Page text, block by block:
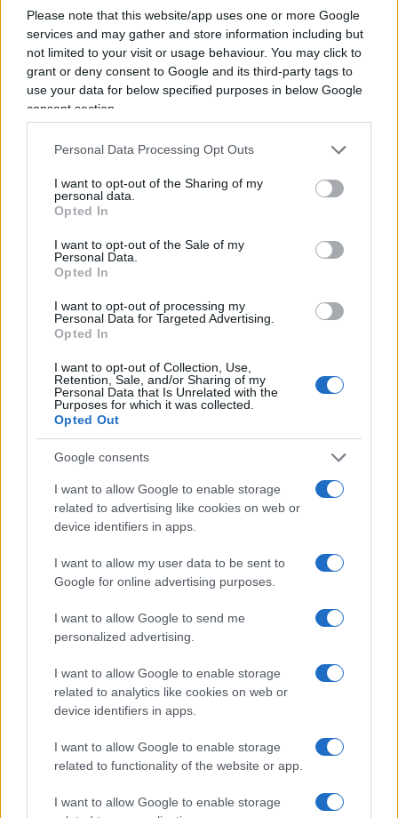
Please note that this website/app uses one or more Google
services and may gather and store information including but
not limited to your visit or usage behaviour. You may click to
grant or deny consent to Google and its third-party tags to
use your data for below specified purposes in below Google
consent section.
Personal Data Processing Opt Outs
I want to opt-out of the Sharing of my
personal data.
Opted In
I want to opt-out of the Sale of my
Personal Data.
Opted In
I want to opt-out of processing my
Personal Data for Targeted Advertising.
Opted In
I want to opt-out of Collection, Use,
Retention, Sale, and/or Sharing of my
Personal Data that Is Unrelated with the
Purposes for which it was collected.
Opted Out
Google consents
I want to allow Google to enable storage
related to advertising like cookies on web or
device identifiers in apps.
I want to allow my user data to be sent to
Google for online advertising purposes.
I want to allow Google to send me
personalized advertising.
I want to allow Google to enable storage
related to analytics like cookies on web or
device identifiers in apps.
I want to allow Google to enable storage
related to functionality of the website or app.
I want to allow Google to enable storage
che spesso vengono sottovalutati, e contro cui
non di rado nelle strade abbiamo armi spuntate.
Oggi questa inchiesta da cui emergono dettagli
attentati per “costringere un po’ lo Stato a fa i
conti…” e non ultimo il desiderio di reperire nuove
leve, ad esempio fra i pro-Pal, impongono ancora
una volta la stessa riflessione:
contro qualsivoglia attività che possa anche
solo minimamente tangere l’area anarco-
insurrezionalista e gli esaltati che ne fanno parte e
si mescolano di continuo a realtà che potrebbero
Valter Mazzetti, Segretario generale Fsp Polizia di
Nicolaporro.it è anche su Whatsapp. È
sufficientecliccare quiper iscriversi al canale ed
essere sempre aggiornati (gratis).
#ANARCHICI #POLIZIA #VIOLENZA
Leggi i commenti
Vignetta del 07/08/2026